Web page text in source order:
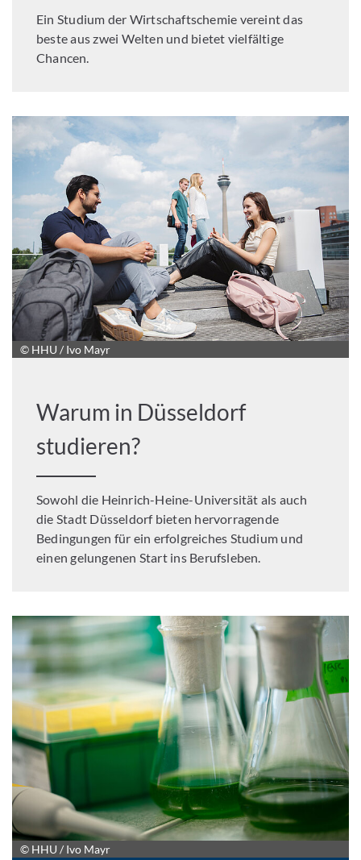
Ein Studium der Wirtschaftschemie vereint das
beste aus zwei Welten und bietet vielfältige
Chancen.
© HHU / Ivo Mayr
Warum in Düsseldorf
studieren?
Sowohl die Heinrich-Heine-Universität als auch
die Stadt Düsseldorf bieten hervorragende
Bedingungen für ein erfolgreiches Studium und
einen gelungenen Start ins Berufsleben.
© HHU / Ivo Mayr